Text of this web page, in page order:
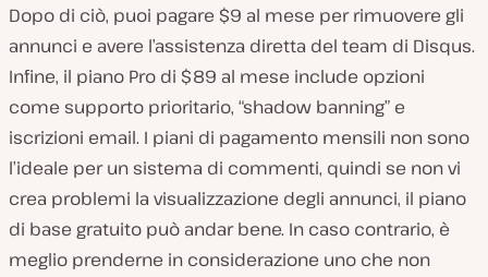
Dopo di ciò, puoi pagare $9 al mese per rimuovere gli
annunci e avere l’assistenza diretta del team di Disqus.
Infine, il piano Pro di $89 al mese include opzioni
come supporto prioritario, “shadow banning” e
iscrizioni email. I piani di pagamento mensili non sono
l’ideale per un sistema di commenti, quindi se non vi
crea problemi la visualizzazione degli annunci, il piano
di base gratuito può andar bene. In caso contrario, è
meglio prenderne in considerazione uno che non